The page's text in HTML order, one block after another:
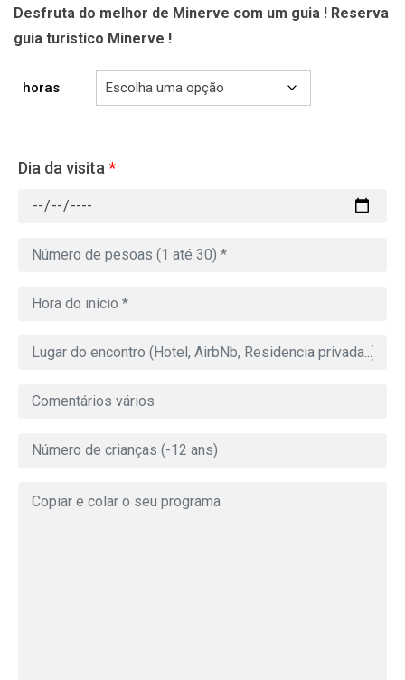
699.00€
Desfruta do melhor de Minerve com um guia ! Reserva
guia turistico Minerve !
horas
Dia da visita *